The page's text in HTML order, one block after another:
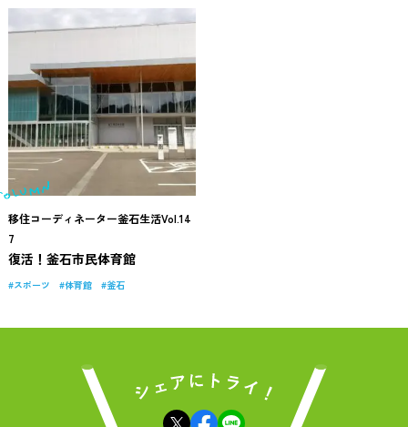
移住コーディネーター釜石生活Vol.14
7
復活！釜石市民体育館
スポーツ 体育館 釜石